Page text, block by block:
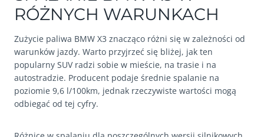
RÓŻNYCH WARUNKACH
Zużycie paliwa BMW X3 znacząco różni się w zależności od
warunków jazdy. Warto przyjrzeć się bliżej, jak ten
popularny SUV radzi sobie w mieście, na trasie i na
autostradzie. Producent podaje średnie spalanie na
poziomie 9,6 l/100km, jednak rzeczywiste wartości mogą
odbiegać od tej cyfry.